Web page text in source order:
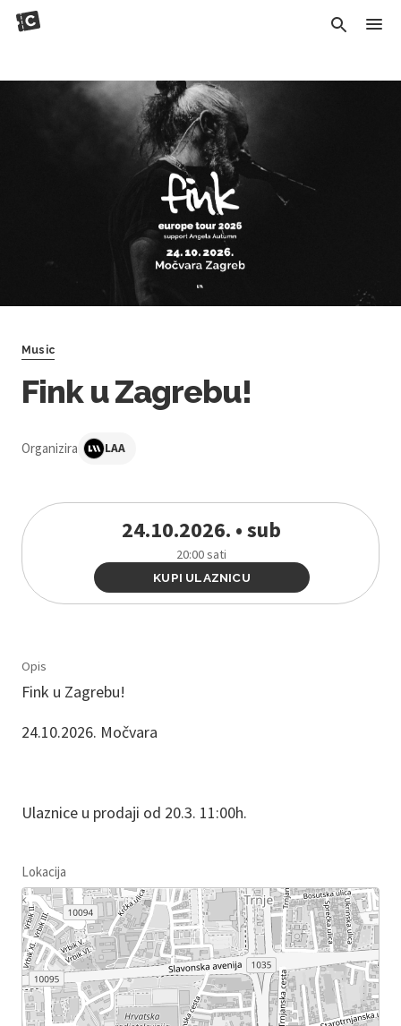
Music
Fink u Zagrebu!
Organizira LAA
24.10.2026. • sub
20:00 sati
KUPI ULAZNICU
Opis
Fink u Zagrebu!
24.10.2026. Močvara
Ulaznice u prodaji od 20.3. 11:00h.
Lokacija